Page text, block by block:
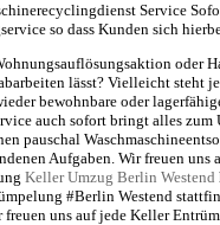
Service
so dass Kunden sich
oder
lässt? Vielleicht steht
bewohnbare oder
auch sofort bringt alles
pauschal
Aufgaben. Wir freuen uns
Keller Umzug Berlin Westend
#Berlin Westend
uns auf jede Keller